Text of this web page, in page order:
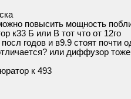
повысить мощность
к33 Б или В тот что от 12го
годов и в9.9 стоят почти
или диффузор тоже
к 493